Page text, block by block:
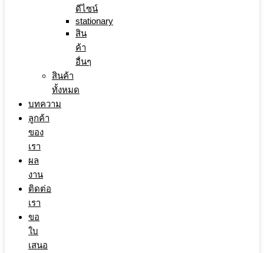
ดีไซน์
stationary
สิน
ค้า
อื่นๆ
สินค้า
ทั้งหมด
บทความ
ลูกค้า
ของ
เรา
ผล
งาน
ติดต่อ
เรา
ขอ
ใบ
เสนอ